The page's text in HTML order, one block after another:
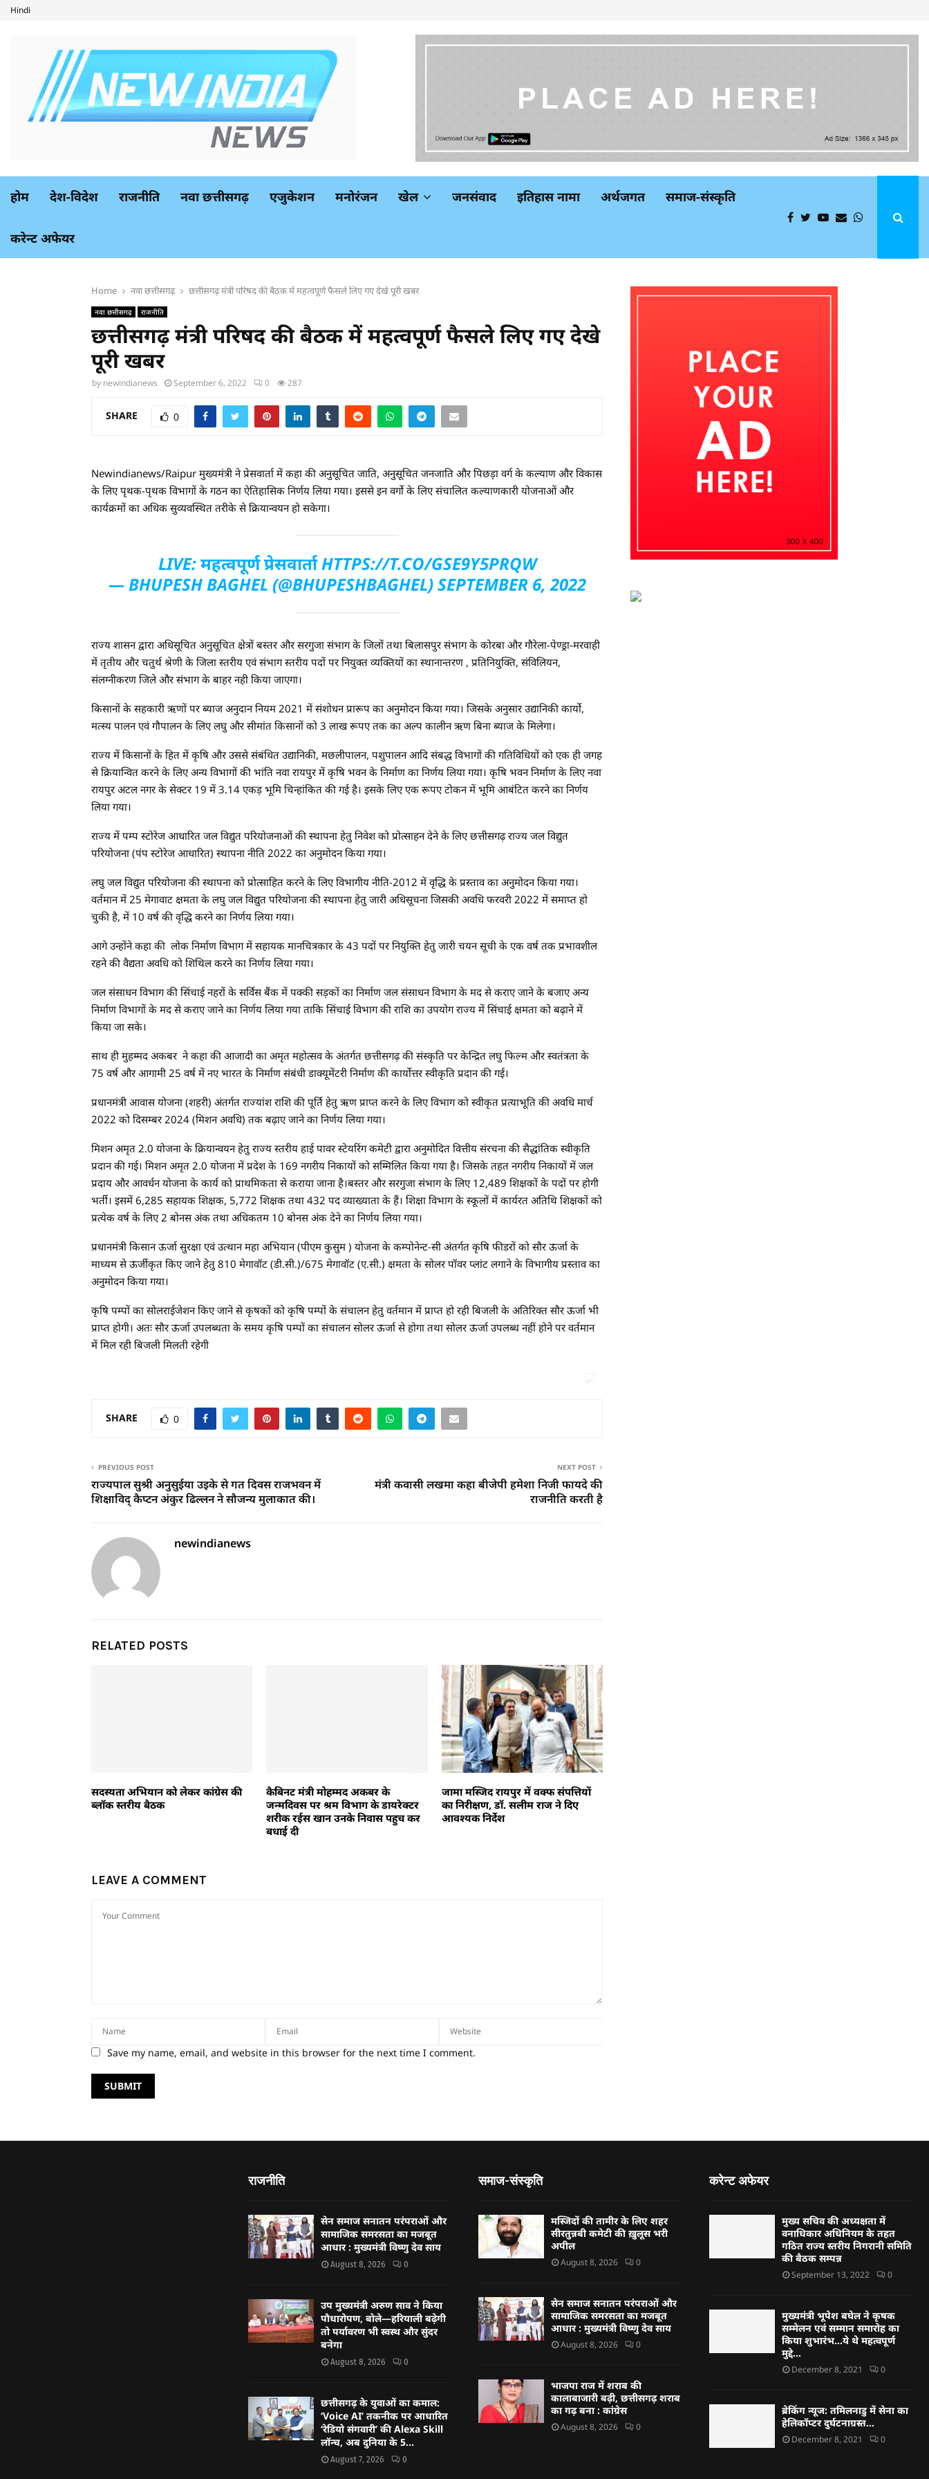
Hindi
होम देश-विदेश राजनीति नवा छत्तीसगढ़ एजुकेशन मनोरंजन खेल जनसंवाद इतिहास नामा अर्थजगत समाज-संस्कृति
करेन्ट अफेयर
Home नवा छत्तीसगढ़ छत्तीसगढ़ मंत्री परिषद की बैठक में महत्वपूर्ण फैसले लिए गए देखे पूरी खबर
नवा छत्तीसगढ़ राजनीति
छत्तीसगढ़ मंत्री परिषद की बैठक में महत्वपूर्ण फैसले लिए गए देखे
पूरी खबर
by newindianews September 6, 2022 0 287
SHARE 0
Newindianews/Raipur मुख्यमंत्री ने प्रेसवार्ता में कहा की अनुसूचित जाति, अनुसूचित जनजाति और पिछड़़ा वर्ग के कल्याण और विकास
के लिए पृथक-पृथक विभागों के गठन का ऐतिहासिक निर्णय लिया गया। इससे इन वर्गो के लिए संचालित कल्याणकारी योजनाओं और
कार्यक्रमों का अधिक सुव्यवस्थित तरीके से क्रियान्वयन हो सकेगा।
LIVE: महत्वपूर्ण प्रेसवार्ताHTTPS://T.CO/GSE9Y5PRQW
— BHUPESH BAGHEL (@BHUPESHBAGHEL)SEPTEMBER 6, 2022
राज्य शासन द्वारा अधिसूचित अनुसूचित क्षेत्रों बस्तर और सरगुजा संभाग के जिलों तथा बिलासपुर संभाग के कोरबा और गौरेला-पेण्ड्रा-मरवाही
में तृतीय और चतुर्थ श्रेणी के जिला स्तरीय एवं संभाग स्तरीय पदों पर नियुक्त व्यक्तियों का स्थानान्तरण , प्रतिनियुक्ति, संविलियन,
संलग्नीकरण जिले और संभाग के बाहर नही किया जाएगा।
किसानों के सहकारी ऋणों पर ब्याज अनुदान नियम 2021 में संशोधन प्रारूप का अनुमोदन किया गया। जिसके अनुसार उद्यानिकी कार्याे,
मत्स्य पालन एवं गौपालन के लिए लघु और सीमांत किसानों को 3 लाख रूपए तक का अल्प कालीन ऋण बिना ब्याज के मिलेगा।
राज्य में किसानों के हित में कृषि और उससे संबंधित उद्यानिकी, मछलीपालन, पशुपालन आदि संबद्ध विभागों की गतिविधियों को एक ही जगह
से क्रियान्वित करने के लिए अन्य विभागों की भांति नवा रायपुर में कृषि भवन के निर्माण का निर्णय लिया गया। कृषि भवन निर्माण के लिए नवा
रायपुर अटल नगर के सेक्टर 19 में 3.14 एकड़ भूमि चिन्हांकित की गई है। इसके लिए एक रूपए टोकन में भूमि आबंटित करने का निर्णय
लिया गया।
राज्य में पम्प स्टोरेज आधारित जल विद्युत परियोजनाओं की स्थापना हेतु निवेश को प्रोत्साहन देने के लिए छत्तीसगढ़ राज्य जल विद्युत
परियोजना (पंप स्टोरेज आधारित) स्थापना नीति 2022 का अनुमोदन किया गया।
लघु जल विद्युत परियोजना की स्थापना को प्रोत्साहित करने के लिए विभागीय नीति-2012 में वृद्धि के प्रस्ताव का अनुमोदन किया गया।
वर्तमान में 25 मेगावाट क्षमता के लघु जल विद्युत परियोजना की स्थापना हेतु जारी अधिसूचना जिसकी अवधि फरवरी 2022 में समाप्त हो
चुकी है, में 10 वर्ष की वृद्धि करने का निर्णय लिया गया।
आगे उन्होंने कहा की लोक निर्माण विभाग में सहायक मानचित्रकार के 43 पदों पर नियुक्ति हेतु जारी चयन सूची के एक वर्ष तक प्रभावशील
रहने की वैद्यता अवधि को शिथिल करने का निर्णय लिया गया।
जल संसाधन विभाग की सिंचाई नहरों के सर्विस बैंक में पक्की सड़कों का निर्माण जल संसाधन विभाग के मद से कराए जाने के बजाए अन्य
निर्माण विभागों के मद से कराए जाने का निर्णय लिया गया ताकि सिंचाई विभाग की राशि का उपयोग राज्य में सिंचाई क्षमता को बढ़ाने में
किया जा सके।
साथ ही मुहम्मद अकबर ने कहा की आजादी का अमृत महोत्सव के अंतर्गत छत्तीसगढ़ की संस्कृति पर केन्द्रित लघु फिल्म और स्वतंत्रता के
75 वर्ष और आगामी 25 वर्ष में नए भारत के निर्माण संबंधी डाक्यूमेंटरी निर्माण की कार्योत्तर स्वीकृति प्रदान की गई।
प्रधानमंत्री आवास योजना (शहरी) अंतर्गत राज्यांश राशि की पूर्ति हेतु ऋण प्राप्त करने के लिए विभाग को स्वीकृत प्रत्याभूति की अवधि मार्च
2022 को दिसम्बर 2024 (मिशन अवधि) तक बढ़ाए जाने का निर्णय लिया गया।
मिशन अमृत 2.0 योजना के क्रियान्वयन हेतु राज्य स्तरीय हाई पावर स्टेयरिंग कमेटी द्वारा अनुमोदित वित्तीय संरचना की सैद्धांतिक स्वीकृति
प्रदान की गई। मिशन अमृत 2.0 योजना में प्रदेश के 169 नगरीय निकायों को सम्मिलित किया गया है। जिसके तहत नगरीय निकायों में जल
प्रदाय और आवर्धन योजना के कार्य को प्राथमिकता से कराया जाना है।बस्तर और सरगुजा संभाग के लिए 12,489 शिक्षकों के पदों पर होगी
भर्ती। इसमें 6,285 सहायक शिक्षक, 5,772 शिक्षक तथा 432 पद व्याख्याता के हैं। शिक्षा विभाग के स्कूलों में कार्यरत अतिथि शिक्षकों को
प्रत्येक वर्ष के लिए 2 बोनस अंक तथा अधिकतम 10 बोनस अंक देने का निर्णय लिया गया।
प्रधानमंत्री किसान ऊर्जा सुरक्षा एवं उत्थान महा अभियान (पीएम कुसुम ) योजना के कम्पोनेन्ट-सी अंतर्गत कृषि फीडरों को सौर ऊर्जा के
माध्यम से ऊर्जीकृत किए जाने हेतु 810 मेगावॉट (डी.सी.)/675 मेगावॉट (ए.सी.) क्षमता के सोलर पॉवर प्लांट लगाने के विभागीय प्रस्ताव का
अनुमोदन किया गया।
कृषि पम्पों का सोलराईजेशन किए जाने से कृषकों को कृषि पम्पों के संचालन हेतु वर्तमान में प्राप्त हो रही बिजली के अतिरिक्त सौर ऊर्जा भी
प्राप्त होगी। अतः सौर ऊर्जा उपलब्धता के समय कृषि पम्पों का संचालन सोलर ऊर्जा से होगा तथा सोलर ऊर्जा उपलब्ध नहीं होने पर वर्तमान
में मिल रही बिजली मिलती रहेगी
SHARE 0
PREVIOUS POST
राज्यपाल सुश्री अनुसुईया उइके से गत दिवस राजभवन में
शिक्षाविद् कैप्टन अंकुर ढिल्लन ने सौजन्य मुलाकात की।
NEXT POST
मंत्री कवासी लखमा कहा बीजेपी हमेशा निजी फायदे की
राजनीति करती है
newindianews
RELATED POSTS
सदस्यता अभियान को लेकर कांग्रेस की
ब्लॉक स्तरीय बैठक
कैबिनट मंत्री मोहम्मद अकबर के
जन्मदिवस पर श्रम विभाग के डायरेक्टर
शरीक रईस खान उनके निवास पहुच कर
बधाई दी
जामा मस्जिद रायपुर में वक्फ संपत्तियों
का निरीक्षण, डॉ. सलीम राज ने दिए
आवश्यक निर्देश
LEAVE A COMMENT
Save my name, email, and website in this browser for the next time I comment.
राजनीति
सेन समाज सनातन परंपराओं और
सामाजिक समरसता का मजबूत
आधार : मुख्यमंत्री विष्णु देव साय
August 8, 2026 0
उप मुख्यमंत्री अरुण साव ने किया
पौधारोपण, बोले—हरियाली बढ़ेगी
तो पर्यावरण भी स्वस्थ और सुंदर
बनेगा
August 8, 2026 0
छत्तीसगढ़ के युवाओं का कमाल:
‘Voice AI’ तकनीक पर आधारित
‘रेडियो संगवारी’ की Alexa Skill
लॉन्च, अब दुनिया के 5...
August 7, 2026 0
समाज-संस्कृति
मस्जिदों की तामीर के लिए शहर
सीरतुन्नबी कमेटी की ख़ुलूस भरी
अपील
August 8, 2026 0
सेन समाज सनातन परंपराओं और
सामाजिक समरसता का मजबूत
आधार : मुख्यमंत्री विष्णु देव साय
August 8, 2026 0
भाजपा राज में शराब की
कालाबाजारी बढ़ी, छत्तीसगढ़ शराब
का गढ़ बना : कांग्रेस
August 8, 2026 0
करेन्ट अफेयर
मुख्य सचिव की अध्यक्षता में
वनाधिकार अधिनियम के तहत
गठित राज्य स्तरीय निगरानी समिति
की बैठक सम्पन्न
September 13, 2022 0
मुख्यमंत्री भूपेश बघेल ने कृषक
सम्मेलन एवं सम्मान समारोह का
किया शुभारंभ…ये थे महत्वपूर्ण
मुद्दे…
December 8, 2021 0
ब्रेकिंग न्यूज: तमिलनाडु में सेना का
हेलिकॉप्टर दुर्घटनाग्रस्त…
December 8, 2021 0